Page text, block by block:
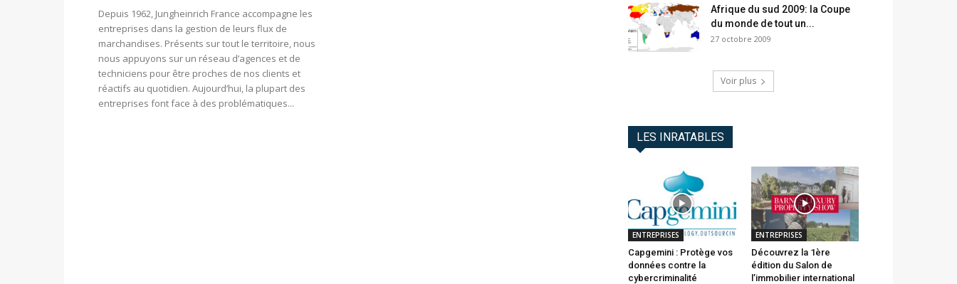
Depuis 1962, Jungheinrich France accompagne les
entreprises dans la gestion de leurs flux de
marchandises. Présents sur tout le territoire, nous
nous appuyons sur un réseau d’agences et de
techniciens pour être proches de nos clients et
réactifs au quotidien. Aujourd’hui, la plupart des
entreprises font face à des problématiques...
Afrique du sud 2009: la Coupe
du monde de tout un...
27 octobre 2009
Voir plus
LES INRATABLES
ENTREPRISES
Capgemini : Protège vos
données contre la
cybercriminalité
ENTREPRISES
Découvrez la 1ère
édition du Salon de
l’immobilier international